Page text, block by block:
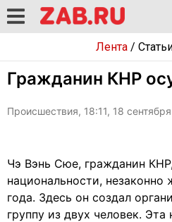
Лента/
Гражданин КНР
Происшествия, 18:11, 18
Чэ Вэнь Сюе, гражданин
национальности,
года. Здесь он создал
группу из двух человек. Эта